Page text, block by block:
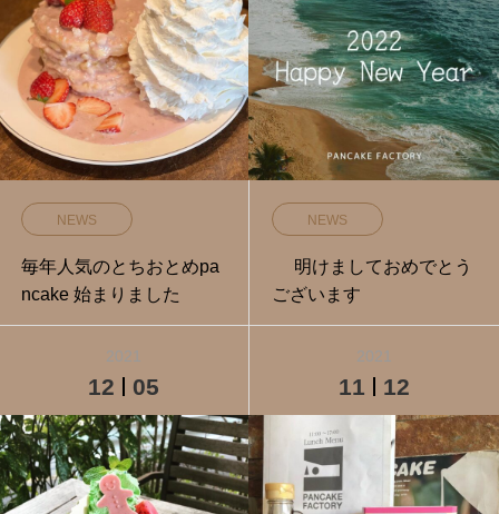
NEWS
毎年人気のとちおとめpa
ncake 始まりました
NEWS
⁡ ⁡ ⁡ ⁡ ⁡ 明けましておめでとう
ございます ⁡
2021
12 05
2021
11 12